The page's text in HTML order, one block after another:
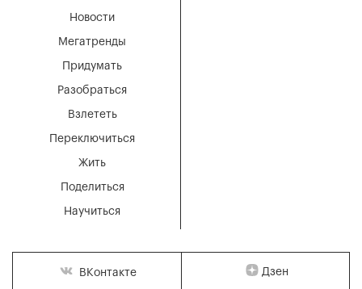
Мегатренды
Придумать
Разобраться
Взлететь
Новости
Переключиться
Жить
Поделиться
Научиться
ВКонтакте Дзен